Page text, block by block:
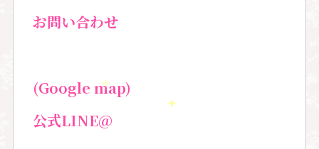
お問い合わせ
(Google map)
公式LINE@